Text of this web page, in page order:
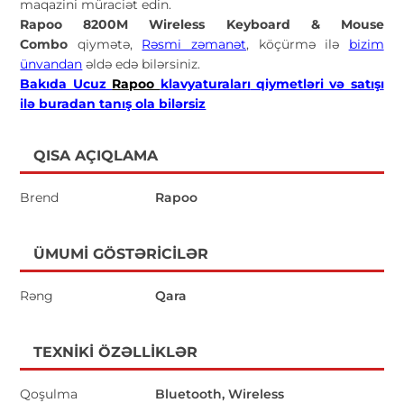
maqazini müraciət edin.
Rapoo 8200M Wireless Keyboard & Mouse
Combo qiymətə, Rəsmi zəmanət, köçürmə ilə bizim
ünvandan əldə edə bilərsiniz.
Bakıda Ucuz Rapoo klavyaturalarıqiymetləri və satışı
ilə buradan tanış ola bilərsiz
QISA AÇIQLAMA
Brend Rapoo
ÜMUMI GÖSTƏRICILƏR
Rəng Qara
TEXNIKI ÖZƏLLIKLƏR
Qoşulma Bluetooth, Wireless